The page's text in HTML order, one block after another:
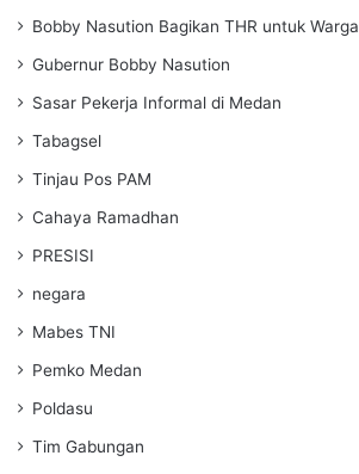
Bobby Nasution Bagikan THR untuk Warga
Gubernur Bobby Nasution
Sasar Pekerja Informal di Medan
Tabagsel
Tinjau Pos PAM
Cahaya Ramadhan
PRESISI
negara
Mabes TNI
Pemko Medan
Poldasu
Tim Gabungan